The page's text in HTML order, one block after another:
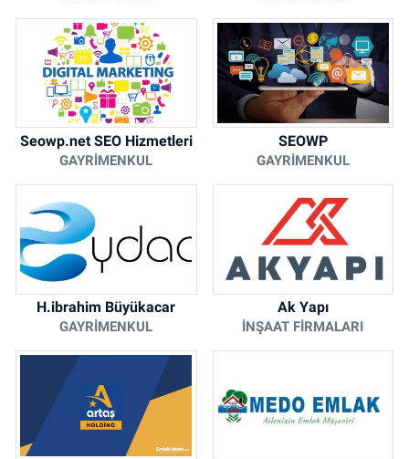
Seowp.net SEO Hizmetleri
GAYRIMENKUL
SEOWP
GAYRIMENKUL
H.ibrahim Büyükacar
GAYRIMENKUL
Ak Yapı
İNŞAAT FIRMALARI